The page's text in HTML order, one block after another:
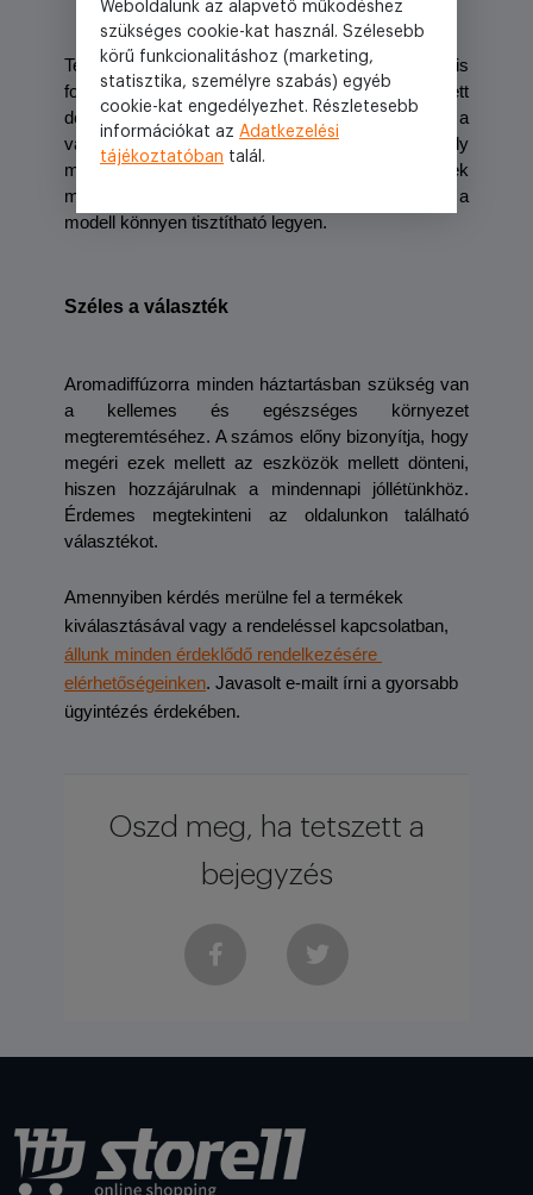
Természetesen a dizájnnak ebben az esetben is
fontos szerepe van. Érdemes olyan változat mellett
dönteni, amely illik az otthon stílusához. Széles a
választék, így mindenki biztosan talál olyat, amely
megfelel az esztétikai elvárásainak is. Az említettek
mellett az sem elhanyagolható szempont, hogy a
modell könnyen tisztítható legyen.
Széles a választék
Aromadiffúzorra minden háztartásban szükség van
a kellemes és egészséges környezet
megteremtéséhez. A számos előny bizonyítja, hogy
megéri ezek mellett az eszközök mellett dönteni,
hiszen hozzájárulnak a mindennapi jóllétünkhöz.
Érdemes megtekinteni az oldalunkon található
választékot.
Amennyiben kérdés merülne fel a termékek
állunk minden érdeklődő rendelkezésére
elérhetőségeinken. Javasolt e-mailt írni a gyorsabb
ügyintézés érdekében.
Oszd meg, ha tetszett a
bejegyzés
Weboldalunk az alapvető működéshez
szükséges cookie-kat használ. Szélesebb
körű funkcionalitáshoz (marketing,
statisztika, személyre szabás) egyéb
cookie-kat engedélyezhet. Részletesebb
információkat az Adatkezelési
tájékoztatóban talál.